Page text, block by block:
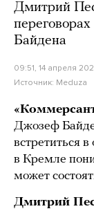
Дмитрий
Байдена
09:51, 14 апреля
Источник: Meduza
Джозеф
встретиться
в Кремле
может
Дмитрий